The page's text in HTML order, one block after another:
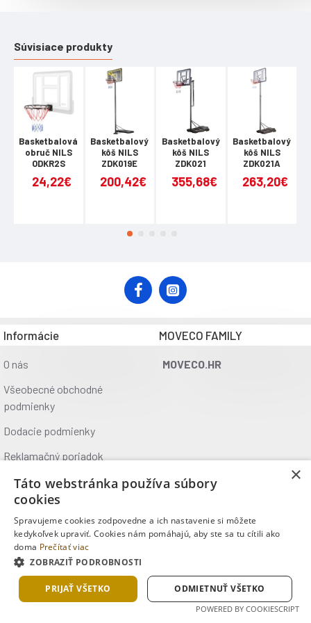
Upozornenie:
Nie je určený na komerčné použitie
Záruka: 24 mesiacov
Súvisiace produkty
Basketbalová
obruč NILS
ODKR2S
24,22€
Basketbalový
kôš NILS
ZDK019E
200,42€
Basketbalový
kôš NILS
ZDK021
355,68€
Basketbalový
kôš NILS
ZDK021A
263,20€
Informácie
O nás
Všeobecné obchodné
podmienky
Dodacie podmienky
Reklamačný poriadok
Ochrana údajov
Kontakt
Kde nás nájdete
MOVECO FAMILY
MOVECO.HR
Copyright © 2025, MOVECO s.r.o., Všetky práva vyhradené
×
Táto webstránka používa súbory
cookies
Spravujeme cookies zodpovedne a ich nastavenie si môžete
kedykoľvek upraviť. Cookies nám pomáhajú, aby ste sa tu cítili ako
doma Prečítať viac
ZOBRAZIŤ PODROBNOSTI
PRIJAŤ VŠETKO ODMIETNUŤ VŠETKO
POWERED BY COOKIESCRIPT